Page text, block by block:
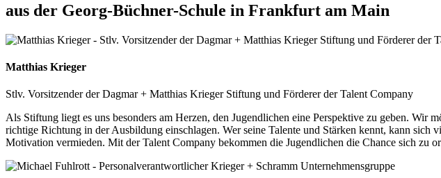
aus der Georg-Büchner-Schule in Frankfurt am Main
Matthias Krieger
Stlv. Vorsitzender der Dagmar + Matthias Krieger Stiftung und Förderer der Talent Company
Als Stiftung liegt es uns besonders am Herzen, den Jugendlichen eine Perspektive zu geben. Wir
richtige Richtung in der Ausbildung einschlagen. Wer seine Talente und Stärken kennt, kann
Motivation vermieden. Mit der Talent Company bekommen die Jugendlichen die Chance sich zu